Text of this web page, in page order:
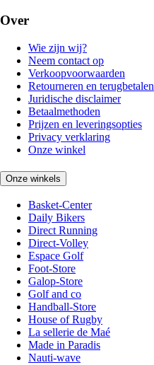
Over
Wie zijn wij?
Neem contact op
Verkoopvoorwaarden
Retourneren en terugbetalen
Juridische disclaimer
Betaalmethoden
Prijzen en leveringsopties
Privacy verklaring
Onze winkel
Onze winkels
Basket-Center
Daily Bikers
Direct Running
Direct-Volley
Espace Golf
Foot-Store
Galop-Store
Golf and co
Handball-Store
House of Rugby
La sellerie de Maé
Made in Paradis
Nauti-wave